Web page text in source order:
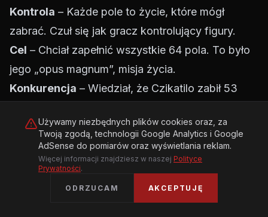
Kontrola – Każde pole to życie, które mógł
zabrać. Czuł się jak gracz kontrolujący figury.
Cel – Chciał zapełnić wszystkie 64 pola. To było
jego „opus magnum”, misja życia.
Konkurencja – Wiedział, że Czikatilo zabił 53
„Dla mnie życie bez morderstwa jest jak życie
bez jedzenia. Muszę zabijać, by żyć. Każda
śmierć dodaje mi siły.”– powiedział podczas
przesłuchania.
Motywacja: Kim Chciał Być?
Używamy niezbędnych plików cookies oraz, za
Twoją zgodą, technologii Google Analytics i Google
AdSense do pomiarów oraz wyświetlania reklam.
Więcej informacji znajdziesz w naszej Polityce
Prywatności.
ODRZUCAM AKCEPTUJĘ